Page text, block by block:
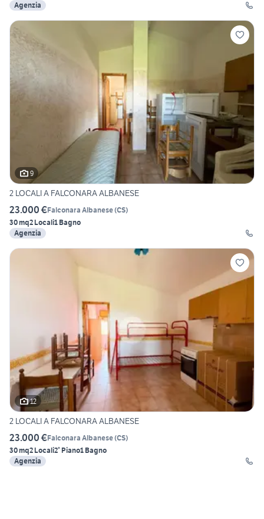
Agenzia
9
2 LOCALI A FALCONARA ALBANESE
23.000 €Falconara Albanese(CS)
30 mq2 Locali1 Bagno
Agenzia
12
2 LOCALI A FALCONARA ALBANESE
23.000 €Falconara Albanese(CS)
30 mq2 Locali2° Piano1 Bagno
Agenzia